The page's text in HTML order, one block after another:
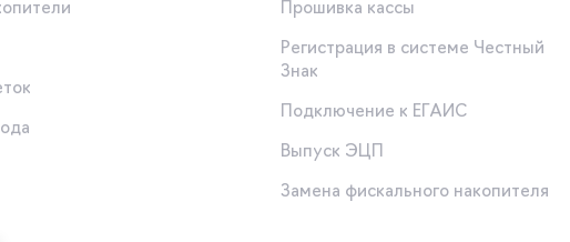
Прошивка кассы
Регистрация в системе Честный
Знак
Подключение к ЕГАИС
Выпуск ЭЦП
Замена фискального накопителя